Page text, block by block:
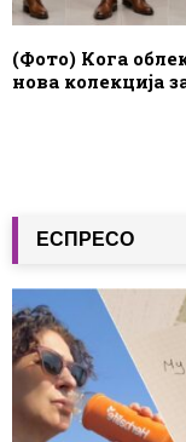
(Фото) Кога
нова колекција
ЕСПРЕСО